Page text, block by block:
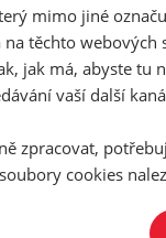
Původní
Konečná
dní)
Konečná
mimo jiné
těchto webových
jak má, abyste tu
vaší další
zpracovat,
cookies